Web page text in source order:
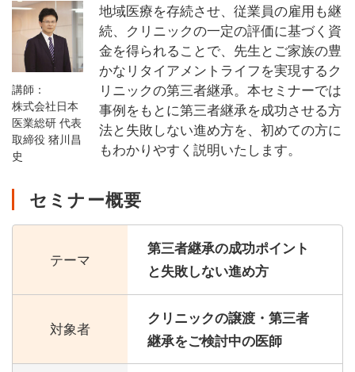
講師：
株式会社日本
医業総研 代表
取締役 猪川昌
史
地域医療を存続させ、従業員の雇用も継
続、クリニックの一定の評価に基づく資
金を得られることで、先生とご家族の豊
かなリタイアメントライフを実現するク
リニックの第三者継承。本セミナーでは
事例をもとに第三者継承を成功させる方
法と失敗しない進め方を、初めての方に
もわかりやすく説明いたします。
セミナー概要
テーマ
第三者継承の成功ポイント
と失敗しない進め方
対象者
クリニックの譲渡・第三者
継承をご検討中の医師